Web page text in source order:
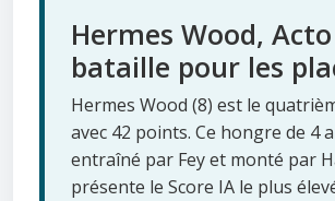
Hermes Wood,
bataille pour les
Hermes Wood (8) est le
avec 42 points. Ce hongre de 4
entraîné par Fey et monté par
présente le Score IA le plus